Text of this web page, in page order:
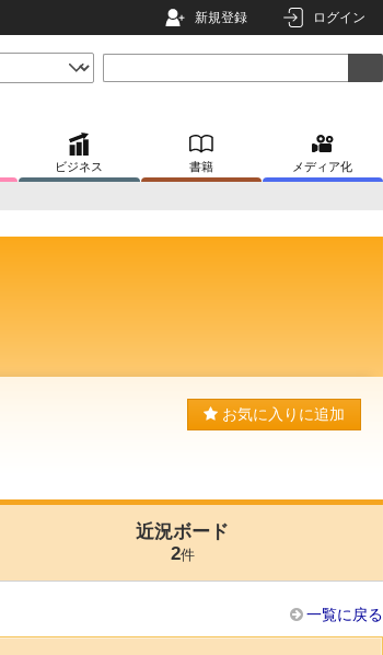
新規登録 ログイン
ビジネス 書籍 メディア化
お気に入りに追加
近況ボード
2件
一覧に戻る